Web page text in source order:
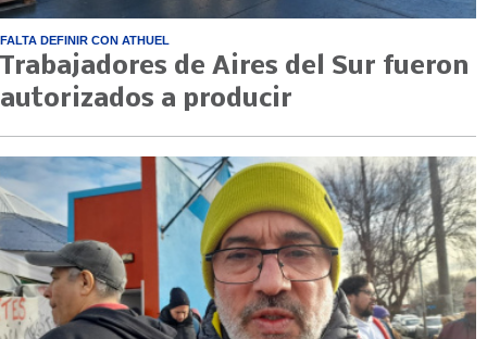
FALTA DEFINIR CON ATHUEL
Trabajadores de Aires del Sur fueron
autorizados a producir